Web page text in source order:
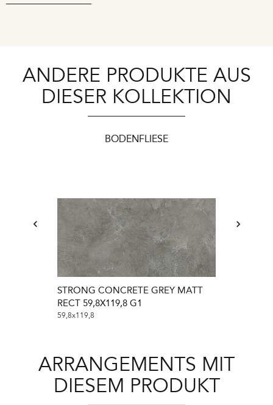
ANDERE PRODUKTE AUS
DIESER KOLLEKTION
BODENFLIESE
STRONG CONCRETE GREY MATT
RECT 59,8X119,8 G1
59,8x119,8
ARRANGEMENTS MIT
DIESEM PRODUKT